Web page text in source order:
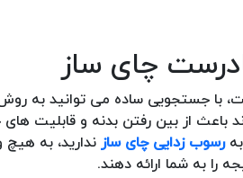
با جستجویی ساده می توانید به
باعث از بین رفتن بدنه و قابلیت
رسوب زدایی چای سازندارید، به هیچ
را به شما ارائه دهند.